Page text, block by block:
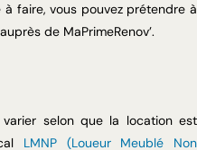
faire, vous pouvez prétendre à
de MaPrimeRenov’.
selon que la location est
LMNP (Loueur Meublé Non